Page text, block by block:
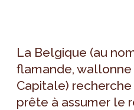
La Belgique (au
flamande,
Capitale)
prête à assumer le